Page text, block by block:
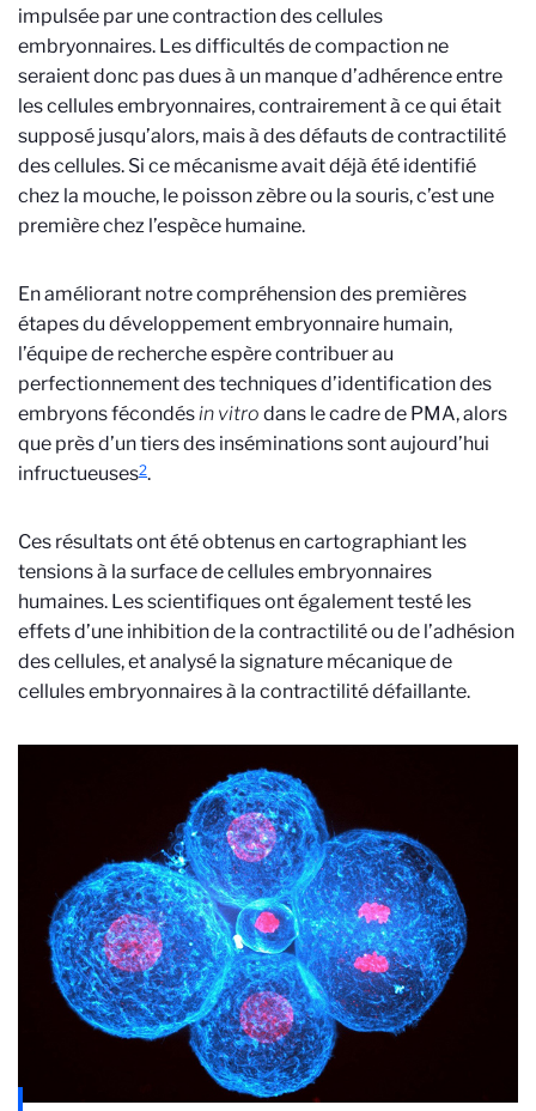
impulsée par une contraction des cellules
embryonnaires. Les difficultés de compaction ne
seraient donc pas dues à un manque d’adhérence entre
les cellules embryonnaires, contrairement à ce qui était
supposé jusqu’alors, mais à des défauts de contractilité
des cellules. Si ce mécanisme avait déjà été identifié
chez la mouche, le poisson zèbre ou la souris, c’est une
première chez l’espèce humaine.
En améliorant notre compréhension des premières
étapes du développement embryonnaire humain,
l’équipe de recherche espère contribuer au
perfectionnement des techniques d’identification des
embryons fécondésin vitro dans le cadre de PMA, alors
que près d’un tiers des inséminations sont aujourd’hui
infructueuses2.
Ces résultats ont été obtenus en cartographiant les
tensions à la surface de cellules embryonnaires
humaines. Les scientifiques ont également testé les
effets d’une inhibition de la contractilité ou de l’adhésion
des cellules, et analysé la signature mécanique de
cellules embryonnaires à la contractilité défaillante.